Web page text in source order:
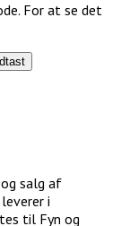
For at se det
salg af
i
til Fyn og